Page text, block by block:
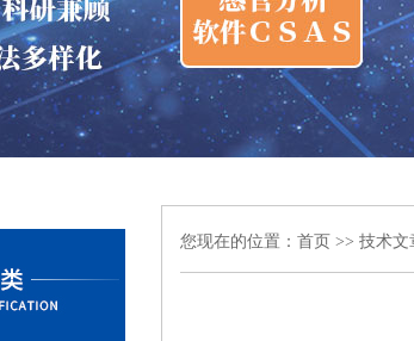
您现在的位置： 首页 >> 技术文